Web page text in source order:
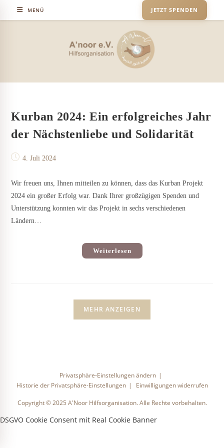
Inhalt
MENÜ JETZT SPENDEN
Kurban 2024: Ein erfolgreiches Jahr
der Nächstenliebe und Solidarität
Beitrag4. Juli 2024
Wir freuen uns, Ihnen mitteilen zu können, dass das Kurban Projekt
2024 ein großer Erfolg war. Dank Ihrer großzügigen Spenden und
Unterstützung konnten wir das Projekt in sechs verschiedenen
Ländern…
Weiterlesen
MEHR ANZEIGEN
Privatsphäre-Einstellungen ändern
Historie der Privatsphäre-Einstellungen
Einwilligungen widerrufen
Copyright © 2025 A'Noor Hilfsorganisation. Alle Rechte vorbehalten.
DSGVO Cookie Consent mit Real Cookie Banner